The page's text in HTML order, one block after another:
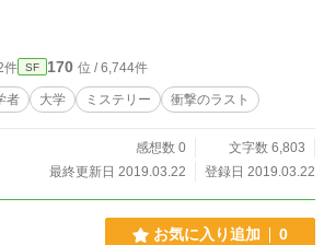
件 SF 170 位 / 6,744件
者 大学 ミステリー 衝撃のラスト
感想数 0
文字数 6,803
最終更新日 2019.03.22
登録日 2019.03.22
お気に入り追加 0